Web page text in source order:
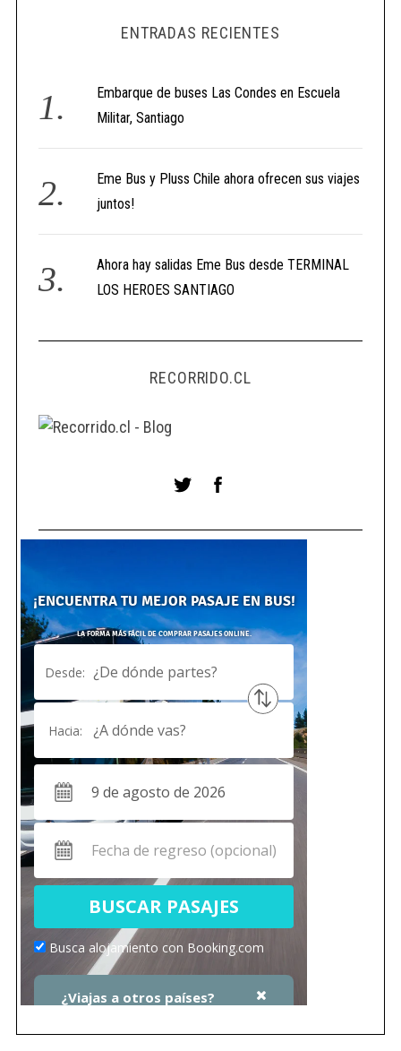
ENTRADAS RECIENTES
Embarque de buses Las Condes en Escuela
Militar, Santiago
Eme Bus y Pluss Chile ahora ofrecen sus viajes
juntos!
Ahora hay salidas Eme Bus desde TERMINAL
LOS HEROES SANTIAGO
RECORRIDO.CL